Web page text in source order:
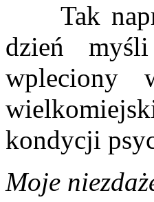
Tak
dzień
wpleciony
kondycji
Moje